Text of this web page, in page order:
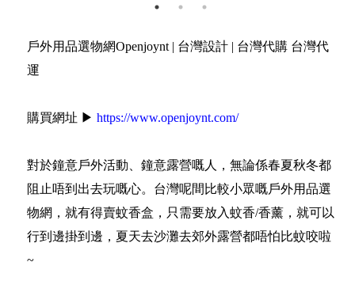
戶外用品選物網Openjoynt | 台灣設計 | 台灣代購 台灣代
運
購買網址 ▶ https://www.openjoynt.com/
對於鐘意戶外活動、鐘意露營嘅人，無論係春夏秋冬都
阻止唔到出去玩嘅心。台灣呢間比較小眾嘅戶外用品選
物網，就有得賣蚊香盒，只需要放入蚊香/香薰，就可以
行到邊掛到邊，夏天去沙灘去郊外露營都唔怕比蚊咬啦
~